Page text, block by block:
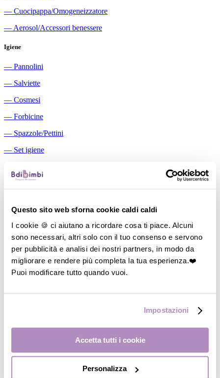
Questo sito web sforna cookie caldi caldi
I cookie 🍪 ci aiutano a ricordare cosa ti piace. Alcuni
sono necessari, altri solo con il tuo consenso e servono
per pubblicità e analisi dei nostri partners, in modo da
migliorare e rendere più completa la tua esperienza.❤️
Puoi modificare tutto quando vuoi.
Impostazioni
Accetta tutti i cookie
Personalizza
― Cuocipappa/Omogeneizzatore
― Aerosol/Accessori benessere
Igiene
― Pannolini
― Salviette
― Cosmesi
― Forbicine
― Spazzole/Pettini
― Set igiene
Aspiratori nasali manuali
―
Cuscini allattamento
―Biberon
―
Tettarelle
―Succhietti
Conservalatte Materno
―Massaggiagengive